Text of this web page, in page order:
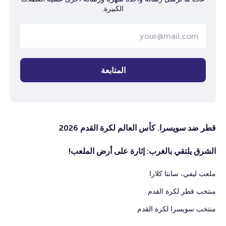
الكبيرة.
المتابعة
قطر ضد سويسرا. كأس ​​العالم لكرة القدم 2026
الشرق يلتقي بالغرب: إثارة على أرض الملعب!
ملعب ليفي، سانتا كلارا
منتخب قطر لكرة القدم
منتخب سويسرا لكرة القدم